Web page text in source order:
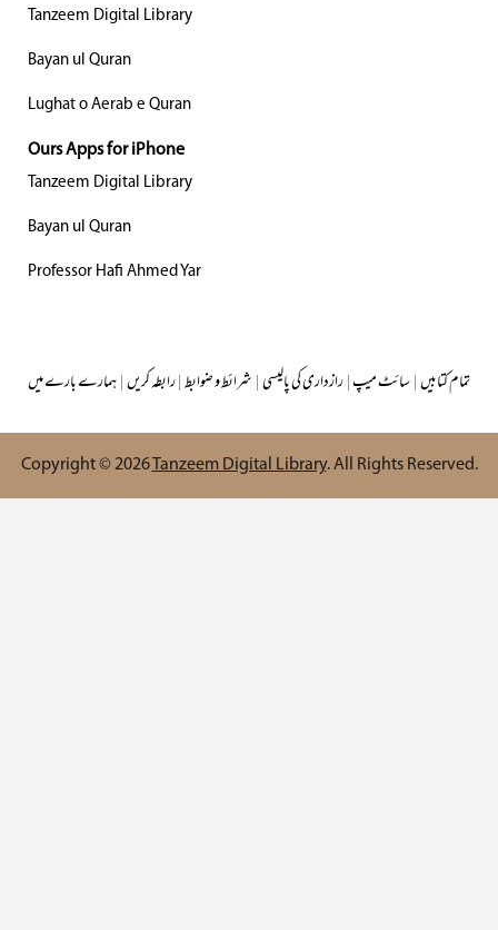
Tanzeem Digital Library
Bayan ul Quran
Lughat o Aerab e Quran
Ours Apps for iPhone
Tanzeem Digital Library
Bayan ul Quran
Professor Hafi Ahmed Yar
ہمارے بارے میں|رابطہ کریں| شرائط و ضوابط|رازداری کی پالیسی|سائٹ میپ
Copyright © 2026 Tanzeem Digital Library. All Rights